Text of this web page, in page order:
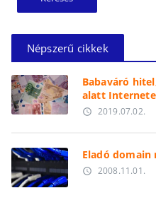
Népszerű cikkek
Babaváró
alatt
access_time 2019.07.02.
Eladó domain
access_time 2008.11.01.